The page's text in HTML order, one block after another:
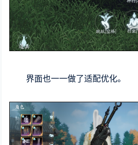
界面也一一做了适配优化。